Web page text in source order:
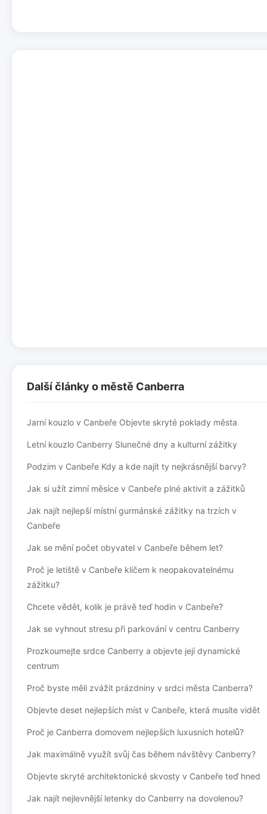
Další články o městě Canberra
Jarní kouzlo v Canbeře Objevte skryté poklady města
Letní kouzlo Canberry Slunečné dny a kulturní zážitky
Podzim v Canbeře Kdy a kde najít ty nejkrásnější barvy?
Jak si užít zimní měsíce v Canbeře plné aktivit a zážitků
Jak najít nejlepší místní gurmánské zážitky na trzích v
Canbeře
Jak se mění počet obyvatel v Canbeře během let?
Proč je letiště v Canbeře klíčem k neopakovatelnému
zážitku?
Chcete vědět, kolik je právě teď hodin v Canbeře?
Jak se vyhnout stresu při parkování v centru Canberry
Prozkoumejte srdce Canberry a objevte její dynamické
centrum
Proč byste měli zvážit prázdniny v srdci města Canberra?
Objevte deset nejlepších míst v Canbeře, která musíte vidět
Proč je Canberra domovem nejlepších luxusních hotelů?
Jak maximálně využít svůj čas během návštěvy Canberry?
Objevte skryté architektonické skvosty v Canbeře teď hned
Jak najít nejlevnější letenky do Canberry na dovolenou?